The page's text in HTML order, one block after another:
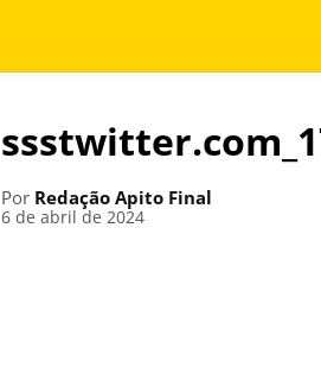
Por Redação Apito Final
6 de abril de 2024